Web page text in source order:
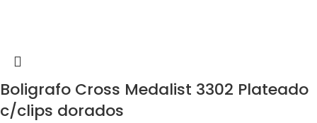
Boligrafo Cross Medalist 3302 Plateado
c/clips dorados